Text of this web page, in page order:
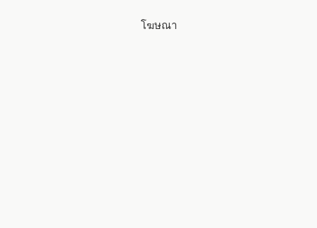
โฆษณา